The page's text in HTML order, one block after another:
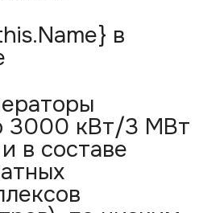
в
3000 кВт/3 МВт
в составе